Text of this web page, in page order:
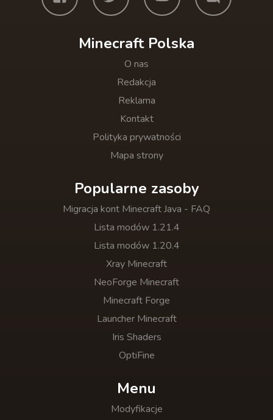
Minecraft Polska
O nas
Redakcja
Reklama
Kontakt
Polityka prywatności
Mapa strony
Popularne zasoby
Migracja kont Minecraft Java - FAQ
Lista modów 1.21.4
Lista modów 1.20.4
Xray Minecraft
NeoForge Minecraft
Minecraft Forge
Launcher Minecraft
Iris Shaders
OptiFine
Menu
Modyfikacje